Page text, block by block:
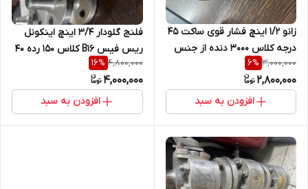
زانو 1/2 اینچ فشار قوی ساکت 45
درجه کلاس 3000 دنده از جنس
SA A182/F304 304L
3,000,000
6%
2,800,000
افزودن به سبد
فلنج گلودار 3/4 اینچ اینکونل
ریس فیس B16 کلاس 150 رده 40
UNS N06625
4,800,000
16%
4,000,000
افزودن به سبد